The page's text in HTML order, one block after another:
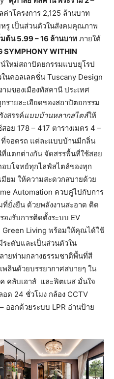
าโครงการ 2,125 ล้านบาท
หรู เป็นส่วนตัวในสังคมคุณภาพ
มต้น 5.99 – 16 ล้านบาท ภายใต้
SYMPHONY WITHIN
ใหม่สถาปัตยกรรมแบบยุโรป
นคอลเลคชั่น Tuscany Design
มของเมืองทัสคานี ประเทศ
ายละเอียดของสถาปัตยกรรม
สรรค์แบบบ้านหลากสไตล์ให้
ย 178 – 417 ตารางเมตร 4 –
ที่จอดรถ แต่ละแบบบ้านมีกลิ่น
แตกต่างกัน จัดสรรพื้นที่ใช้สอย
บโจทย์ทุกไลฟ์สไตล์ของทุก
ยม ให้ความสะดวกสบายด้วย
Automation ควบคู่ไปกับการ
ยั่งยืน ด้วยพลังงานสะอาด ติด
องรับการติดตั้งระบบ EV
Living พร้อมให้คุณได้ใช้
ะดับและเป็นส่วนตัวใน
ยท่ามกลางธรรมชาติพื้นที่สี
พลินด้วยบรรยากาศสบายๆ ใน
คลับเฮาส์ และฟิตเนส มั่นใจ
ด 24 ชั่วโมง กล้อง CCTV
ออกด้วยระบบ LPR อ่านป้าย